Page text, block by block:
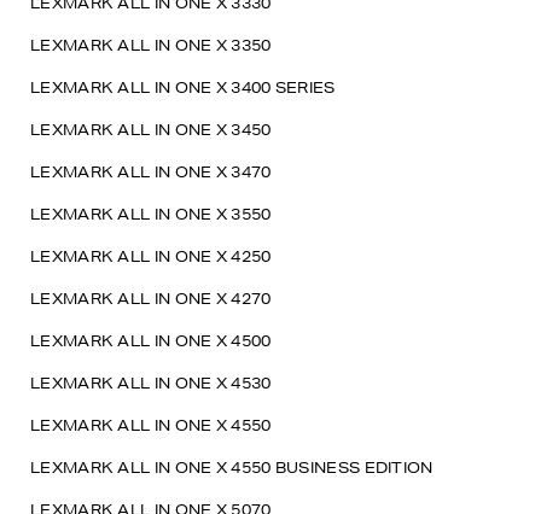
LEXMARK ALL IN ONE X 3350
LEXMARK ALL IN ONE X 3400 SERIES
LEXMARK ALL IN ONE X 3450
LEXMARK ALL IN ONE X 3470
LEXMARK ALL IN ONE X 3550
LEXMARK ALL IN ONE X 4250
LEXMARK ALL IN ONE X 4270
LEXMARK ALL IN ONE X 4500
LEXMARK ALL IN ONE X 4530
LEXMARK ALL IN ONE X 4550
LEXMARK ALL IN ONE X 4550 BUSINESS EDITION
LEXMARK ALL IN ONE X 5070